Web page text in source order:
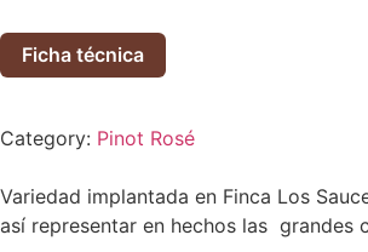
Ficha técnica
Category: Pinot Rosé
Variedad implantada en Finca Los
así representar en hechos las grandes